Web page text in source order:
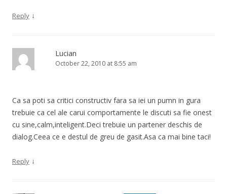
Reply ↓
Lucian
October 22, 2010 at 8:55 am
Ca sa poti sa critici constructiv fara sa iei un pumn in gura
trebuie ca cel ale carui comportamente le discuti sa fie onest
cu sine,calm,inteligent.Deci trebuie un partener deschis de
dialog.Ceea ce e destul de greu de gasit.Asa ca mai bine taci!
Reply ↓